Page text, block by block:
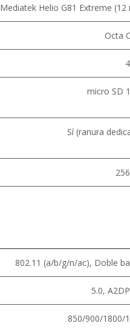
Mediatek Helio G81 Extreme (12
Octa
micro SD
Sí (ranura
802.11 (a/b/g/n/ac), Doble
5.0, A2DP
850/900/1800/